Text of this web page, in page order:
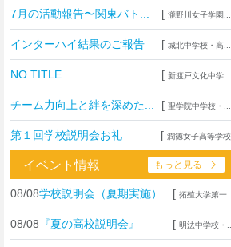
生成AIを“アシスタント”に
発想を形にする授業でキャリア教育
東京家政大学附属女子中学校高等学校
新校長に就任！未来の展望について取材
7月の活動報告〜関東バト... [ 瀧野川女子学園...
インターハイ結果のご報告 [ 城北中学校・高...
NO TITLE [ 新渡戸文化中学...
チーム力向上と絆を深めた... [ 聖学院中学校・...
第１回学校説明会お礼 [ 潤徳女子高等学校
イベント情報 もっと見る
08/08学校説明会（夏期実施） [ 拓殖大学第一...
08/08 『夏の高校説明会』 [ 明法中学校・...